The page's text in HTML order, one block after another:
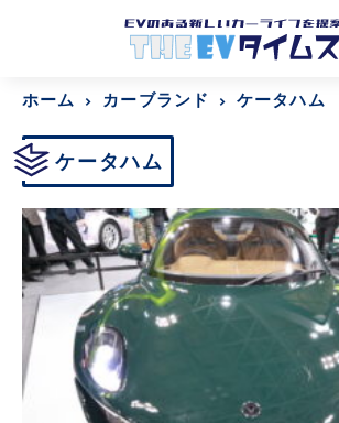
ホーム カーブランド ケータハム
ケータハム